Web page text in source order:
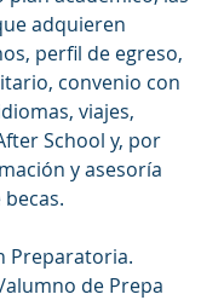
adquieren
perfil de egreso,
convenio con
viajes,
School y, por
y asesoría
Preparatoria.
alumno de Prepa